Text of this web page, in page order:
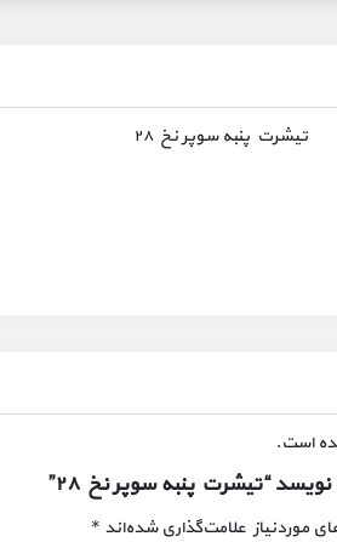
تیشرت پنبه سوپر نخ ۲۸
است.
“تیشرت پنبه سوپر نخ ۲۸”
موردنیاز علامت‌گذاری شده‌اند *